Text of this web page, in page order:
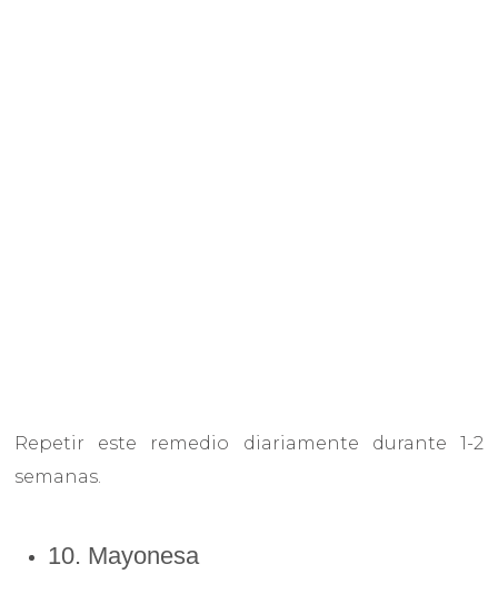
Repetir este remedio diariamente durante 1-2
semanas.
10. Mayonesa